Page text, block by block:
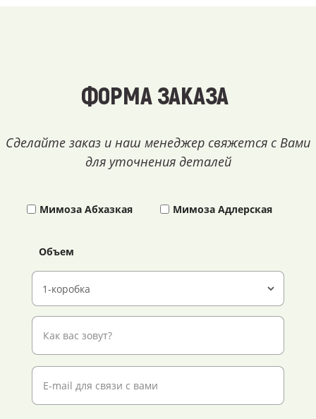
ФОРМА ЗАКАЗА
Сделайте заказ и наш менеджер свяжется с Вами
для уточнения деталей
Мимоза Абхазкая Мимоза Адлерская
Объем